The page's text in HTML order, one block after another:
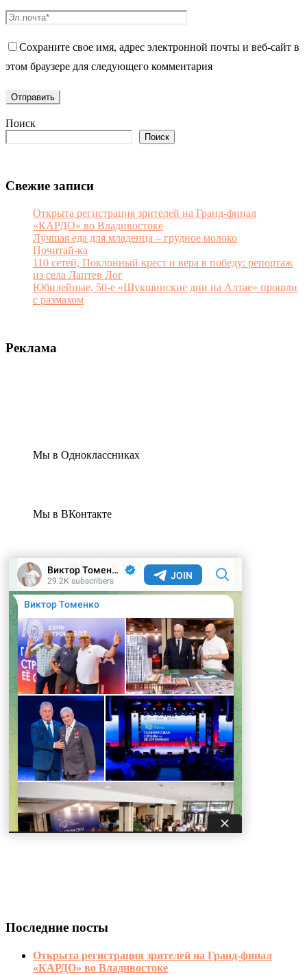
Сохраните свое имя, адрес электронной почты и веб-сайт в
этом браузере для следующего комментария
Поиск
Поиск
Свежие записи
Открыта регистрация зрителей на Гранд-финал
«КАРДО» во Владивостоке
Лучшая еда для младенца – грудное молоко
Почитай-ка
110 сетей, Поклонный крест и вера в победу: репортаж
из села Лаптев Лог
Юбилейные, 50-е «Шукшинские дни на Алтае» прошли
с размахом
Реклама
Мы в Одноклассниках
Мы в ВКонтакте
Последние посты
Открыта регистрация зрителей на Гранд-финал
«КАРДО» во Владивостоке